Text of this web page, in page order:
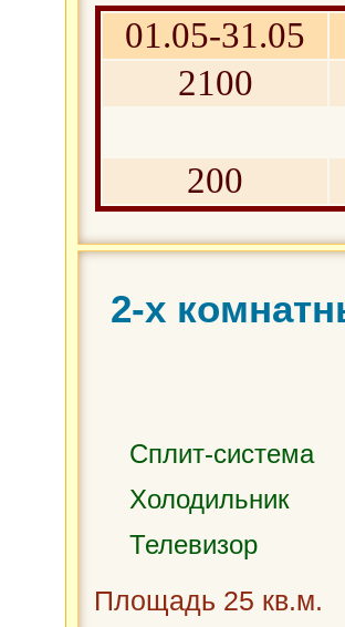
01.05-31.05
2100
200
2-х
Сплит-система
Холодильник
Телевизор
Площадь 25 кв.м.